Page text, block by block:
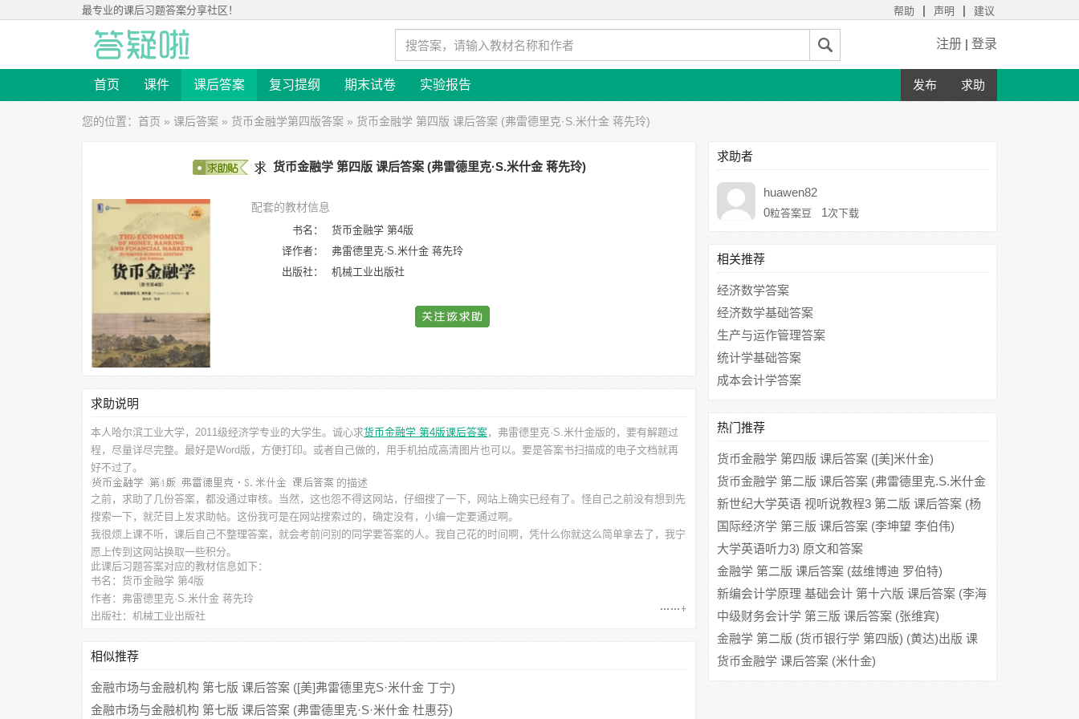
最专业的课后习题答案分享社区！ 帮助 | 声明 | 建议
注册 | 登录
首页 课件 课后答案 复习提纲 期末试卷 实验报告 发布 求助
您的位置： 首页 » 课后答案 » 货币金融学第四版答案 » 货币金融学 第四版 课后答案 (弗雷德里克·S.米什金 蒋先玲)
货币金融学 第四版 课后答案 (弗雷德里克·S.米什金 蒋先玲)
配套的教材信息
书名：
货币金融学 第4版
译作者：
弗雷德里克·S.米什金 蒋先玲
出版社：
机械工业出版社
求助说明
本人哈尔滨工业大学，2011级经济学专业的大学生。诚心求货币金融学 第4版课后答案，弗雷德里克·S.米什金版的，要有解题过
程，尽量详尽完整。最好是Word版，方便打印。或者自己做的，用手机拍成高清图片也可以。要是答案书扫描成的电子文档就再
好不过了。
的描述
之前，求助了几份答案，都没通过审核。当然，这也怨不得这网站，仔细搜了一下，网站上确实已经有了。怪自己之前没有想到先
搜索一下，就茫目上发求助帖。这份我可是在网站搜索过的，确定没有，小编一定要通过啊。
我很烦上课不听，课后自己不整理答案，就会考前问别的同学要答案的人。我自己花的时间啊，凭什么你就这么简单拿去了，我宁
愿上传到这网站换取一些积分。
此课后习题答案对应的教材信息如下：
书名：货币金融学 第4版
作者：弗雷德里克·S.米什金 蒋先玲
出版社：机械工业出版社
相似推荐
金融市场与金融机构 第七版 课后答案 ([美]弗雷德里克S·米什金 丁宁)
金融市场与金融机构 第七版 课后答案 (弗雷德里克·S·米什金 杜惠芬)
求助者
huawen82
0粒答案豆 1次下载
相关推荐
经济数学答案
经济数学基础答案
生产与运作管理答案
统计学基础答案
成本会计学答案
热门推荐
货币金融学 第四版 课后答案 ([美]米什金)
货币金融学 第二版 课后答案 (弗雷德里克.S.米什金
马君潞)
新世纪大学英语 视听说教程3 第二版 课后答案 (杨
慧中)
国际经济学 第三版 课后答案 (李坤望 李伯伟)
大学英语听力3) 原文和答案
金融学 第二版 课后答案 (兹维博迪 罗伯特)
新编会计学原理 基础会计 第十六版 课后答案 (李海
波 蒋瑛)
中级财务会计学 第三版 课后答案 (张维宾)
金融学 第二版 (货币银行学 第四版) (黄达)出版 课
后答案
货币金融学 课后答案 (米什金)